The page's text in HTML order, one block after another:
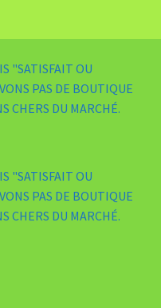
"SATISFAIT OU
PAS DE BOUTIQUE
CHERS DU MARCHÉ.
"SATISFAIT OU
PAS DE BOUTIQUE
CHERS DU MARCHÉ.